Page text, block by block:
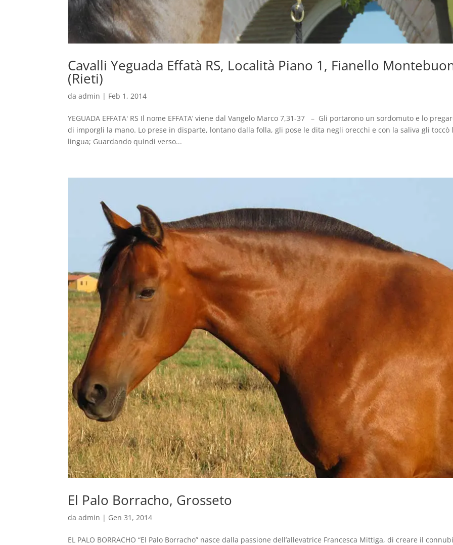
Cavalli Yeguada Effatà RS, Località Piano 1, Fianello
(Rieti)
daadmin | Feb 1, 2014
YEGUADA EFFATA' RS Il nome EFFATA’ viene dal Vangelo Marco 7,31-37 – Gli portarono un sordomuto e lo
di imporgli la mano. Lo prese in disparte, lontano dalla folla, gli pose le dita negli orecchi e con la saliva gli toccò
lingua; Guardando quindi verso...
El Palo Borracho, Grosseto
daadmin | Gen 31, 2014
EL PALO BORRACHO “El Palo Borracho” nasce dalla passione dell’allevatrice Francesca Mittiga, di creare il